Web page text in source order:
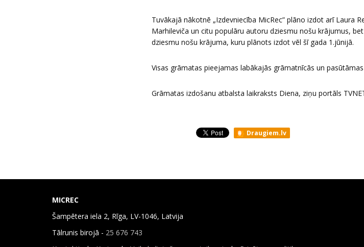
Tuvākajā nākotnē „Izdevniecība MicRec” plāno izdot arī Laura
Marhileviča un citu populāru autoru dziesmu nošu krājumus,
dziesmu nošu krājuma, kuru plānots izdot vēl šī gada 1.jūnijā.
Visas grāmatas pieejamas labākajās grāmatnīcās un
Grāmatas izdošanu atbalsta laikraksts Diena, ziņu portāls
Draugiem.lv
MICREC
Šampētera iela 2, Rīga, LV-1046, Latvija
Tālrunis birojā - 25 676 743